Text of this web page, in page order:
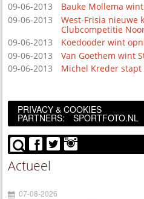
09-06-2013
Bauke Mollema
09-06-2013
West-Frisia nieuwe
Clubcompetitie
09-06-2013
Koedooder wint
09-06-2013
Van Goethem wint
09-06-2013
Michel Kreder
PRIVACY & COOKIES
PARTNERS: SPORTFOTO.NL
Actueel
07-08-2026